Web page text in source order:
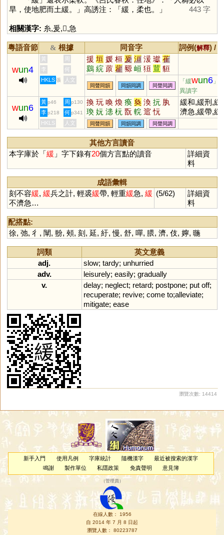
旱，使地肥而土緩。」高誘注：「緩，柔也。」
443 字
相關漢字: 糸,爰,𦅻,急
粵語音節 & 根據 同音字 詞例(解釋) /
wun4
黃 周 援 垣 媛 桓 爰 洹 湲 瓛 萑
鶢 綄 蒝 雚 豲 峘 狟 荁 貆
雈 獂 羦
李
何
HKLS 張 人文
同聲同韻 同韻同調 同聲同調
「緩wun6 」
異讀字
wun6
黃 p46 周 p130 換 玩 喚 煥 瘓 奐 渙 抏 肒
瑍 妧 漶 杬 翫 輐 逭 忨
緩和,緩刑,緩
濟急,緩帶,緩
禍,緩慢,緩衝,
緩頰,緩兵之
緩步代車,緩
縵舞
李 p218 何 p341
HKLS 人文 同聲同韻 同韻同調 同聲同調
其他方言讀音
本字庫於「緩 」字下錄有20個方言點的讀音
詳細資
料
成語彙輯
刻不容緩, 緩兵之計, 輕裘緩帶, 輕重緩急, 緩
不濟急…
(5/62)
詳細資
料
配搭點:
徐, 弛, 彳 , 闡, 翂, 頰, 刻 , 延, 紆,慢, 舒, 嘽, 腲, 濟, 伎, 嬣, 暆
詞類
英文意義
adj.
slow; tardy; unhurried
adv.
leisurely; easily; gradually
v.
delay; neglect; retard; postpone; put off;
recuperate; revive; come to;alleviate;
mitigate; ease
瀏覽次數: 14414
新手入門 使用凡例 字庫統計 隨機漢字
最近被搜索的漢字
鳴謝
製作單位 私隱政策 免責聲明 意見簿
（管理員 ）
在線人數： 1956
自 2014 年 7 月 8 日起
瀏覽人數： 80223787